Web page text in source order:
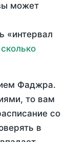
может
«интервал
Фаджра.
то вам
со
в